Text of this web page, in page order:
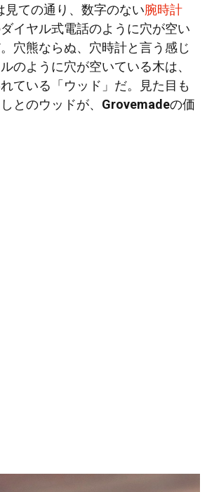
見ての通り、数字のない腕時計
イヤル式電話のように穴が空い
穴熊ならぬ、穴時計と言う感じ
のように穴が空いている木は、
ている「ウッド」だ。見た目も
とのウッドが、 Grovemadeの価